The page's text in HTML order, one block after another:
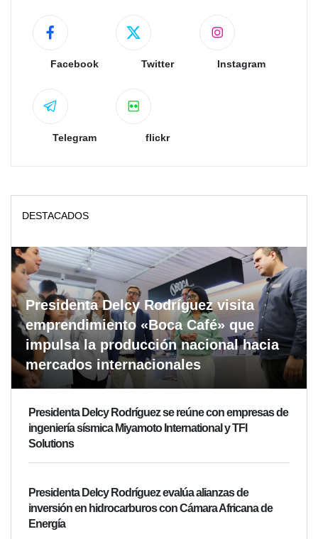
Facebook Twitter Instagram
Telegram flickr
DESTACADOS
Presidenta Delcy Rodríguez visita
emprendimiento «Boca Café» que
impulsa la producción nacional hacia
mercados internacionales
Presidenta Delcy Rodríguez se reúne con empresas de
ingeniería sísmica Miyamoto International y TFI
Solutions
Presidenta Delcy Rodríguez evalúa alianzas de
inversión en hidrocarburos con Cámara Africana de
Energía